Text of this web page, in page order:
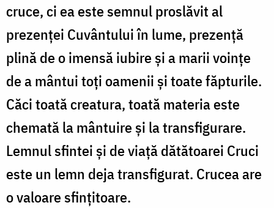
cruce, ci ea este semnul proslăvit al
prezenţei Cuvântului în lume, prezenţă
plină de o imensă iubire şi a marii voinţe
de a mântui toţi oamenii şi toate făpturile.
Căci toată creatura, toată materia este
chemată la mântuire şi la transfigurare.
Lemnul sfintei şi de viaţă dătătoarei Cruci
este un lemn deja transfigurat. Crucea are
o valoare sfinţitoare.